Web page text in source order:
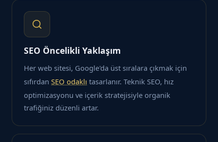
SEO Öncelikli Yaklaşım
Her web sitesi, Google'da üst sıralara çıkmak için
sıfırdan SEO odaklı tasarlanır. Teknik SEO, hız
optimizasyonu ve içerik stratejisiyle organik
trafiğiniz düzenli artar.